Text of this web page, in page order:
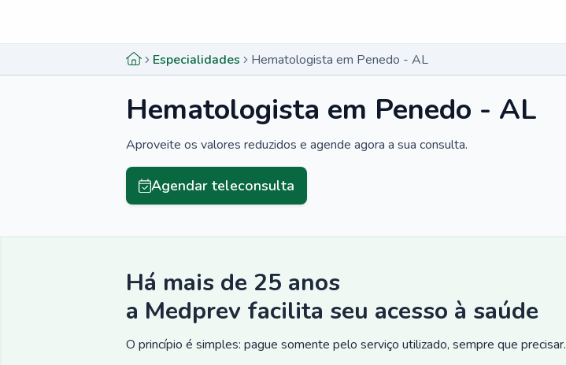
Especialidades Hematologista em Penedo - AL
Hematologista em Penedo - AL
Aproveite os valores reduzidos e agende agora a sua consulta.
Agendar teleconsulta
Há mais de 25 anos
a Medprev facilita seu acesso à saúde
O princípio é simples: pague somente pelo serviço utilizado, sempre que precisar.